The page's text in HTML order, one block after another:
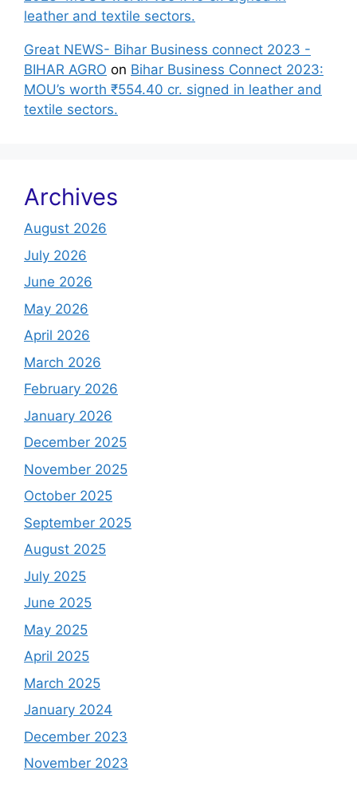
leather and textile sectors.
Great NEWS- Bihar Business connect 2023 -
BIHAR AGRO on Bihar Business Connect 2023:
MOU’s worth ₹554.40 cr. signed in leather and
textile sectors.
Archives
August 2026
July 2026
June 2026
May 2026
April 2026
March 2026
February 2026
January 2026
December 2025
November 2025
October 2025
September 2025
August 2025
July 2025
June 2025
May 2025
April 2025
March 2025
January 2024
December 2023
November 2023